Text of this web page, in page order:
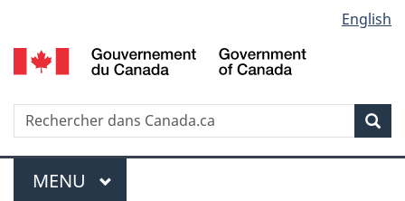
au
contenu
propos
de
la
HTML
simplifiée
selection
English
Recherche
Menu
MENU PRINCIPAL